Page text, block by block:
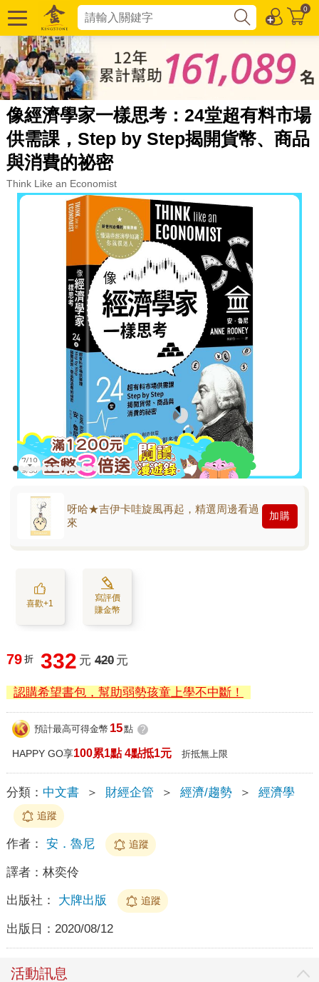
0
像經濟學家一樣思考：24堂超有料市場
供需課，Step by Step揭開貨幣、商品
與消費的祕密
Think Like an Economist
呀哈★吉伊卡哇旋風再起，精選周邊看過
來
加購
喜歡+1
寫評價
賺金幣
79 折 332 元 420 元
認購希望書包，幫助弱勢孩童上學不中斷！
預計最高可得金幣 15點 ?
HAPPY GO享100累1點 4點抵1元 折抵無上限
分類： 中文書 ＞ 財經企管 ＞ 經濟/趨勢 ＞ 經濟學
追蹤
作者： 安．魯尼 追蹤
譯者： 林奕伶
出版社： 大牌出版 追蹤
出版日： 2020/08/12
活動訊息